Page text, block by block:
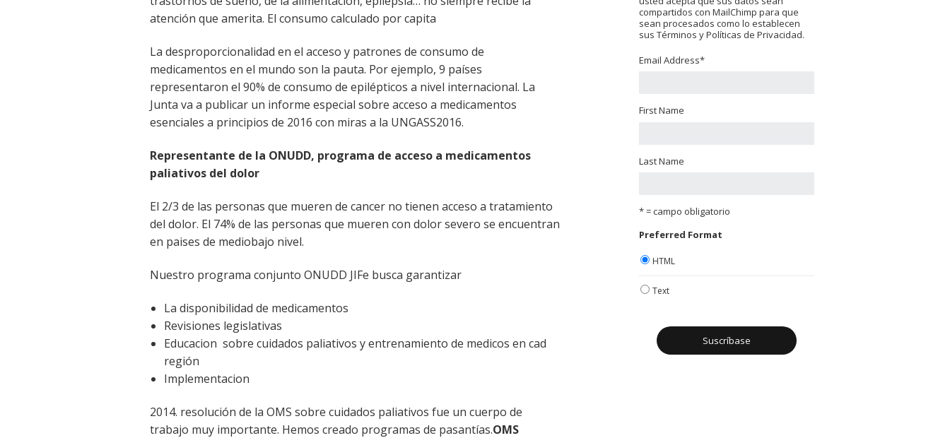
atención que amerita. El consumo calculado por capita
La desproporcionalidad en el acceso y patrones de consumo de
medicamentos en el mundo son la pauta. Por ejemplo, 9 países
representaron el 90% de consumo de epilépticos a nivel internacional. La
Junta va a publicar un informe especial sobre acceso a medicamentos
esenciales a principios de 2016 con miras a la UNGASS2016.
Representante de la ONUDD, programa de acceso a medicamentos
paliativos del dolor
El 2/3 de las personas que mueren de cancer no tienen acceso a tratamiento
del dolor. El 74% de las personas que mueren con dolor severo se encuentran
en paises de mediobajo nivel.
Nuestro programa conjunto ONUDD JIFe busca garantizar
La disponibilidad de medicamentos
Revisiones legislativas
Educacion sobre cuidados paliativos y entrenamiento de medicos en cad
región
Implementacion
2014. resolución de la OMS sobre cuidados paliativos fue un cuerpo de
trabajo muy importante. Hemos creado programas de pasantías.OMS
compartidos con MailChimp para que
sean procesados como lo establecen
sus Términos y Políticas de Privacidad.
Email Address*
First Name
Last Name
* = campo obligatorio
Preferred Format
HTML
Text